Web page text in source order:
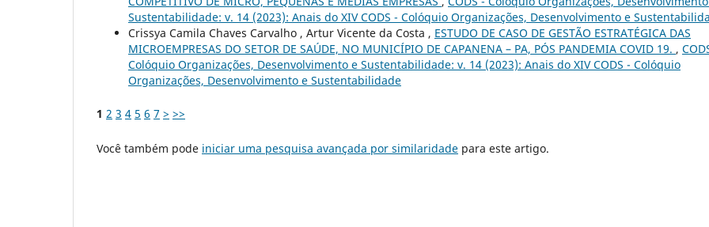
Sustentabilidade: v. 14 (2023): Anais do XIV CODS - Colóquio Organizações, Desenvolvimento e
Crissya Camila Chaves Carvalho , Artur Vicente da Costa , ESTUDO DE CASO DE GESTÃO ESTRATÉGICA DAS
MICROEMPRESAS DO SETOR DE SAÚDE, NO MUNICÍPIO DE CAPANENA – PA, PÓS PANDEMIA COVID 19. ,
Colóquio Organizações, Desenvolvimento e Sustentabilidade: v. 14 (2023): Anais do XIV CODS - Colóquio
Organizações, Desenvolvimento e Sustentabilidade
1 2 3 4 5 6 7 > >>
Você também pode iniciar uma pesquisa avançada por similaridade para este artigo.